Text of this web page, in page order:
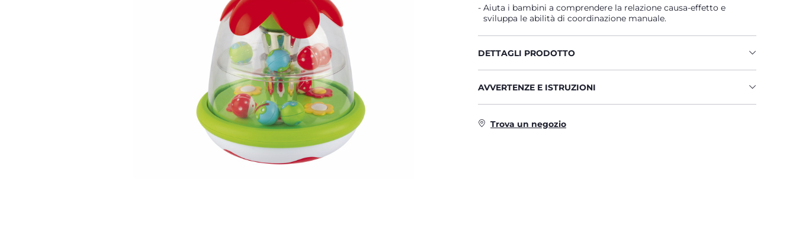
Aiuta i bambini a comprendere la relazione causa-effetto e
sviluppa le abilità di coordinazione manuale.
DETTAGLI PRODOTTO
AVVERTENZE E ISTRUZIONI
Trova un negozio